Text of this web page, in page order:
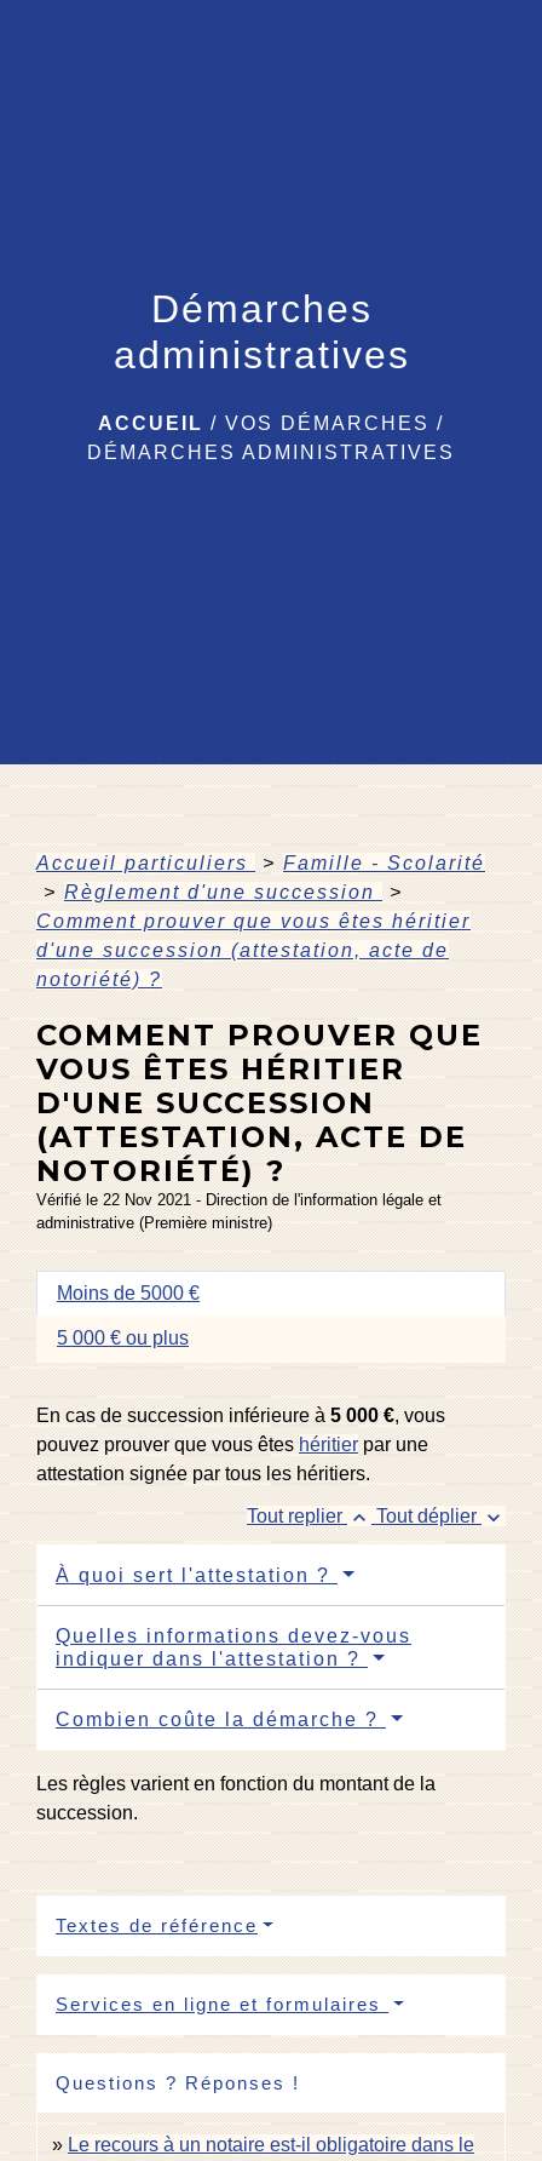
Démarches
administratives
ACCUEIL / VOS DÉMARCHES /
DÉMARCHES ADMINISTRATIVES
Accueil particuliers > Famille - Scolarité
> Règlement d'une succession
>
Comment prouver que vous êtes héritier
d'une succession (attestation, acte de
notoriété) ?
COMMENT PROUVER QUE
VOUS ÊTES HÉRITIER
D'UNE SUCCESSION
(ATTESTATION, ACTE DE
NOTORIÉTÉ) ?
Vérifié le 22 Nov 2021 - Direction de l'information légale et
administrative (Première ministre)
Moins de 5000 €
5 000 € ou plus
En cas de succession inférieure à 5 000 €, vous
pouvez prouver que vous êtes héritierpar une
attestation signée par tous les héritiers.
Tout replier keyboard_arrow_up Tout déplier keyboard_arrow_down
À quoi sert l'attestation ?
Quelles informations devez-vous
indiquer dans l'attestation ?
Combien coûte la démarche ?
Les règles varient en fonction du montant de la
succession.
Textes de référence
Services en ligne et formulaires
Questions ? Réponses !
Le recours à un notaire est-il obligatoire dans le